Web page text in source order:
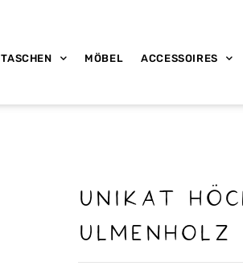
TASCHEN MÖBEL ACCESSOIRES
Unikat